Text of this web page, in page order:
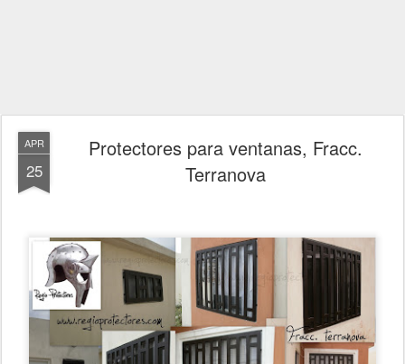
APR
25
Protectores para ventanas, Fracc.
Terranova